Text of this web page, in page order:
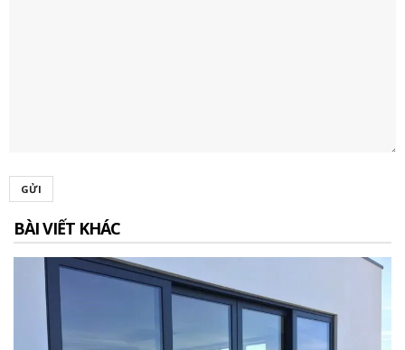
GỬI
BÀI VIẾT KHÁC